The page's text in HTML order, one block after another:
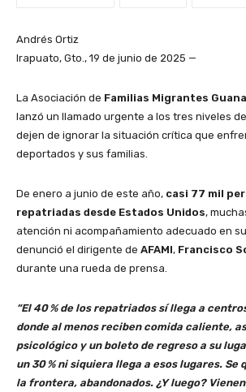
Andrés Ortiz
Irapuato, Gto., 19 de junio de 2025 —
La Asociación de Familias Migrantes
lanzó un llamado urgente a los tres niveles
dejen de ignorar la situación crítica que
deportados y sus familias.
De enero a junio de este año, casi 77 mil
repatriadas desde Estados Unidos,
atención ni acompañamiento adecuado en
denunció el dirigente de AFAMI, Francisco
durante una rueda de prensa.
“El 40 % de los repatriados sí llega a
donde al menos reciben comida caliente,
psicológico y un boleto de regreso a su
un 30 % ni siquiera llega a esos lugares. Se
la frontera, abandonados. ¿Y luego?